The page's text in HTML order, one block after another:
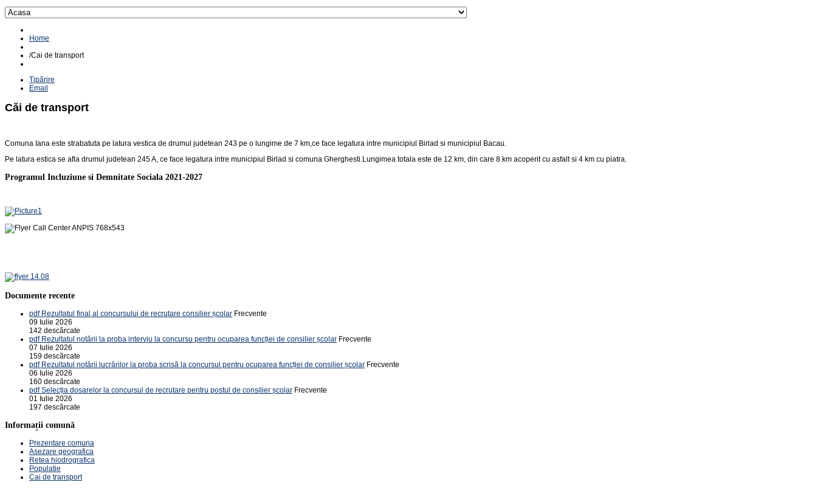
Home
/Cai de transport
Tipărire
Email
Căi de transport
Comuna Iana este strabatuta pe latura vestica de drumul judetean 243 pe o lungime de 7 km,ce face legatura intre municipiul Birlad si municipiul Bacau.
Pe latura estica se afla drumul judetean 245 A, ce face legatura intre municipiul Birlad si comuna Gherghesti.Lungimea totala este de 12 km, din care 8 km acoperit cu asfalt si 4 km cu piatra.
Programul Incluziune si Demnitate Sociala 2021-2027
Documente recente
pdf Rezultatul final al concursului de recrutare consilier școlar Frecvente
09 Iulie 2026
142 descărcate
pdf Rezultatul notării la proba interviu la concursu pentru ocuparea funcției de consilier școlar Frecvente
07 Iulie 2026
159 descărcate
pdf Rezultatul notării lucrărilor la proba scrisă la concursul pentru ocuparea funcției de consilier școlar Frecvente
06 Iulie 2026
160 descărcate
pdf Selecția dosarelor la concursul de recrutare pentru postul de consilier școlar Frecvente
01 Iulie 2026
197 descărcate
Informații comună
Prezentare comuna
Asezare geografica
Retea hiodrografica
Populatie
Cai de transport